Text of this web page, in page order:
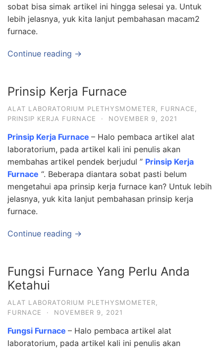
sobat bisa simak artikel ini hingga selesai ya. Untuk
lebih jelasnya, yuk kita lanjut pembahasan macam2
furnace.
Continue reading →
Prinsip Kerja Furnace
ALAT LABORATORIUM PLETHYSMOMETER FURNACE
PRINSIP KERJA FURNACE
· NOVEMBER 9, 2021
Prinsip Kerja Furnace – Halo pembaca artikel alat
laboratorium, pada artikel kali ini penulis akan
membahas artikel pendek berjudul ” Prinsip Kerja
Furnace “. Beberapa diantara sobat pasti belum
mengetahui apa prinsip kerja furnace kan? Untuk lebih
jelasnya, yuk kita lanjut pembahasan prinsip kerja
furnace.
Continue reading →
Fungsi Furnace Yang Perlu Anda
Ketahui
ALAT LABORATORIUM PLETHYSMOMETER
FURNACE
· NOVEMBER 9, 2021
Fungsi Furnace – Halo pembaca artikel alat
laboratorium, pada artikel kali ini penulis akan